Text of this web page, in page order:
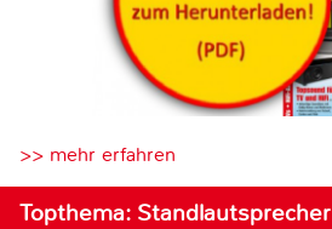
>> mehr erfahren
Topthema: